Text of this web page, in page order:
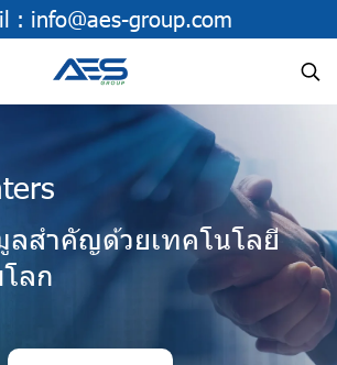
: info@aes-group.com
ลสําคัญด้วยเทคโนโลยี
ลก